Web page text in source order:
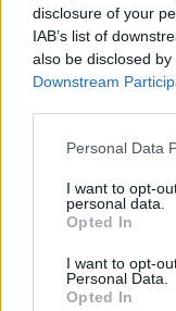
disclosure of your
IAB’s list of
also be disclosed
Downstream
Personal Data
I want to opt-
personal data.
Opted In
I want to opt-
Personal Data.
Opted In
EL SHAARAWY.
nei meccanismi
gioiellino
cospicuo
stato
Merkel. Della
indiscrezione. Il
CASSANO . E se
si
vedere più a